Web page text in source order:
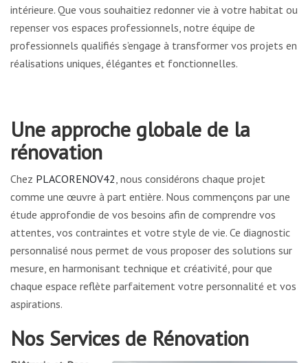
intérieure. Que vous souhaitiez redonner vie à votre habitat ou
repenser vos espaces professionnels, notre équipe de
professionnels qualifiés s’engage à transformer vos projets en
réalisations uniques, élégantes et fonctionnelles.
Une approche globale de la
rénovation
Chez PLACORENOV42, nous considérons chaque projet
comme une œuvre à part entière. Nous commençons par une
étude approfondie de vos besoins afin de comprendre vos
attentes, vos contraintes et votre style de vie. Ce diagnostic
personnalisé nous permet de vous proposer des solutions sur
mesure, en harmonisant technique et créativité, pour que
chaque espace reflète parfaitement votre personnalité et vos
aspirations.
Nos Services de Rénovation